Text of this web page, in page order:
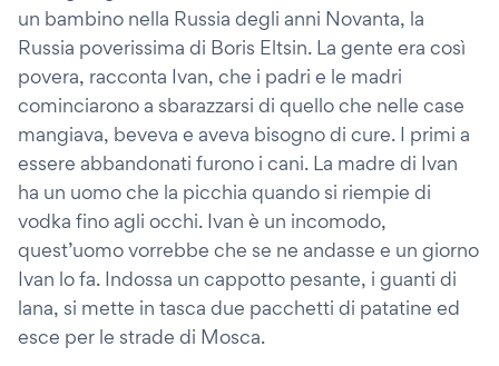
un bambino nella Russia degli anni Novanta, la
Russia poverissima di Boris Eltsin. La gente era così
povera, racconta Ivan, che i padri e le madri
cominciarono a sbarazzarsi di quello che nelle case
mangiava, beveva e aveva bisogno di cure. I primi a
essere abbandonati furono i cani. La madre di Ivan
ha un uomo che la picchia quando si riempie di
vodka fino agli occhi. Ivan è un incomodo,
quest’uomo vorrebbe che se ne andasse e un giorno
Ivan lo fa. Indossa un cappotto pesante, i guanti di
lana, si mette in tasca due pacchetti di patatine ed
esce per le strade di Mosca.